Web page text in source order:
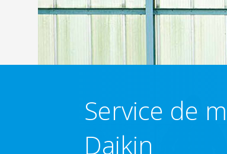
Service de
Daikin